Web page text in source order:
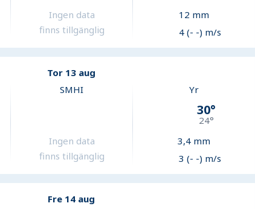
Ingen data
finns tillgänglig
12 mm
4 (- -) m/s
Tor 13 aug
SMHI
Ingen data
finns tillgänglig
Yr
30°
24°
3,4 mm
3 (- -) m/s
Fre 14 aug